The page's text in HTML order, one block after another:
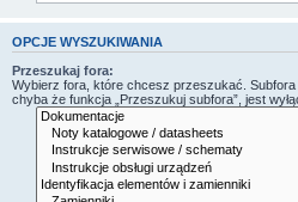
OPCJE WYSZUKIWANIA
Przeszukaj fora:
Wybierz fora, które chcesz przeszukać.
chyba że funkcja „Przeszukuj subfora”, jest